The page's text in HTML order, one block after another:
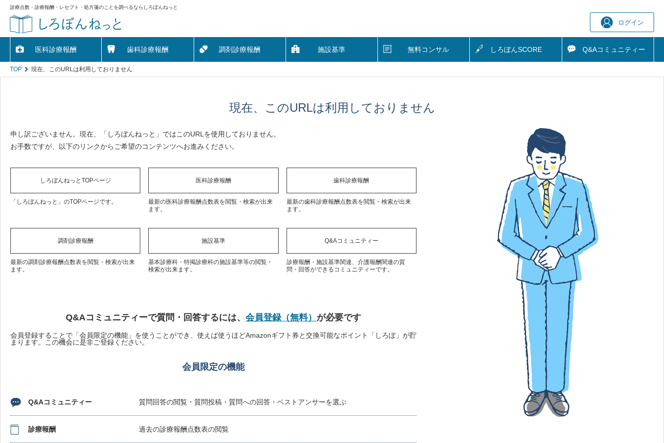
診療点数・診療報酬・レセプト・処方箋のことを調べるならしろぼんねっと
ログイン
医科診療報酬 歯科診療報酬 調剤診療報酬 施設基準 無料コンサル しろぼんSCORE Q&Aコミュニティー
TOP 現在、このURLは利用しておりません
現在、このURLは利用しておりません
申し訳ございません。現在、「しろぼんねっと」ではこのURLを使用しておりません。
お手数ですが、以下のリンクからご希望のコンテンツへお進みください。
しろぼんねっとTOPページ
「しろぼんねっと」のTOPページです。
医科診療報酬
最新の医科診療報酬点数表を閲覧・検索が出来
ます。
歯科診療報酬
最新の歯科診療報酬点数表を閲覧・検索が出来
ます。
調剤診療報酬
最新の調剤診療報酬点数表を閲覧・検索が出来
ます。
施設基準
基本診療科・特掲診療科の施設基準等の閲覧・
検索が出来ます。
Q&Aコミュニティー
診療報酬・施設基準関連、介護報酬関連の質
問・回答ができるコミュニティーです。
Q&Aコミュニティーで質問・回答するには、 会員登録（無料） が必要です
会員登録することで「会員限定の機能」を使うことができ、使えば使うほどAmazonギフト券と交換可能なポイント「しろぽ」が貯
まります。この機会に是非ご登録ください。
会員限定の機能
Q&Aコミュニティー 質問回答の閲覧・質問投稿・質問への回答・ベストアンサーを選ぶ
診療報酬 過去の診療報酬点数表の閲覧